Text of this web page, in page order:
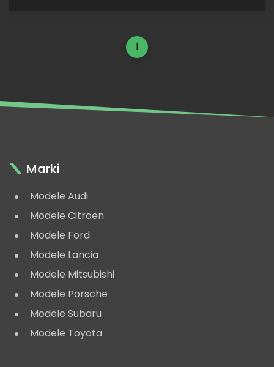
1
Marki
Modele Audi
Modele Citroën
Modele Ford
Modele Lancia
Modele Mitsubishi
Modele Porsche
Modele Subaru
Modele Toyota